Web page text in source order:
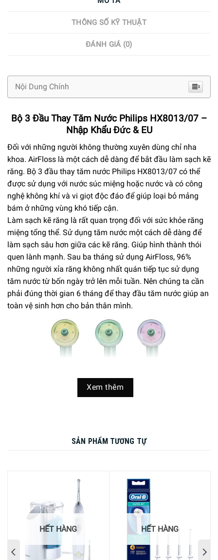
THÔNG SỐ KỸ THUẬT
ĐÁNH GIÁ (0)
Nội Dung Chính
Bộ 3 Đầu Thay Tăm Nước Philips HX8013/07 –
Nhập Khẩu Đức & EU
Đối với những người không thường xuyên dùng chỉ nha
khoa. AirFloss là một cách dễ dàng để bắt đầu làm sạch kẽ
răng. Bộ 3 đầu thay tăm nước Philips HX8013/07 có thể
được sử dụng với nước súc miệng hoặc nước và có công
nghệ không khí và vi giọt độc đáo để giúp loại bỏ mảng
bám ở những vùng khó tiếp cận.
Làm sạch kẽ răng là rất quan trọng đối với sức khỏe răng
miệng tổng thể. Sử dụng tăm nước một cách dễ dàng để
làm sạch sâu hơn giữa các kẽ răng. Giúp hình thành thói
quen lành mạnh. Sau ba tháng sử dụng AirFloss, 96%
những người xỉa răng không nhất quán tiếp tục sử dụng
tăm nước từ bốn ngày trở lên mỗi tuần. Nên chúng ta cần
phải đúng thời gian 6 tháng để thay đầu tăm nước giúp an
toàn vệ sinh hơn cho bản thân mình.
Chức năng tối ưu:
Loại bỏ mảng bám ở những nơi không thể đánh răng
Đầu thay tăm nước có thể được sử dụng với nước súc
Xem thêm
SẢN PHẨM TƯƠNG TỰ
HẾT HÀNG HẾT HÀNG